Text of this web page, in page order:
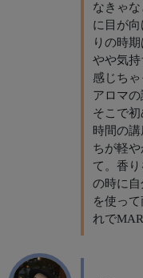
なきゃ
に目が
りの時
やや気
感じち
アロマ
そこで
時間の
ちが軽
て。香
の時に
を使っ
れで